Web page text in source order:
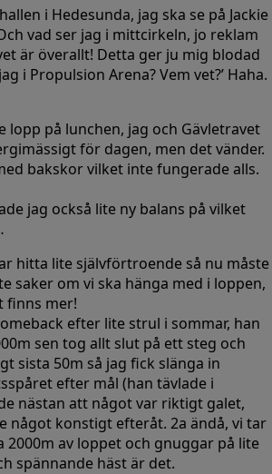
i Hedesunda, jag ska se på Jackie
vad ser jag i mittcirkeln, jo reklam
är överallt! Detta ger ju mig blodad
i Propulsion Arena? Vem vet?’ Haha.
lopp på lunchen, jag och Gävletravet
för dagen, men det vänder.
bakskor vilket inte fungerade alls.
jag också lite ny balans på vilket
hitta lite självförtroende så nu måste
saker om vi ska hänga med i loppen,
finns mer!
efter lite strul i sommar, han
sen tog allt slut på ett steg och
sista 50m så jag fick slänga in
efter mål (han tävlade i
nästan att något var riktigt galet,
något konstigt efteråt. 2a ändå, vi tar
2000m av loppet och gnuggar på lite
spännande häst är det.